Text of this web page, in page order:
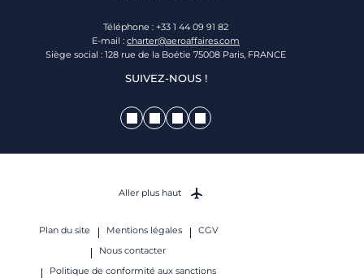
Téléphone : +33 1 44 09 91 82
E-mail : charter@aeroaffaires.com
Siège social : 128 rue de la Boétie 75008 Paris, FRANCE
SUIVEZ-NOUS !
Plan du site Mentions légales
CGV
Nous contacter
Politique de conformité aux sanctions
Aller plus haut